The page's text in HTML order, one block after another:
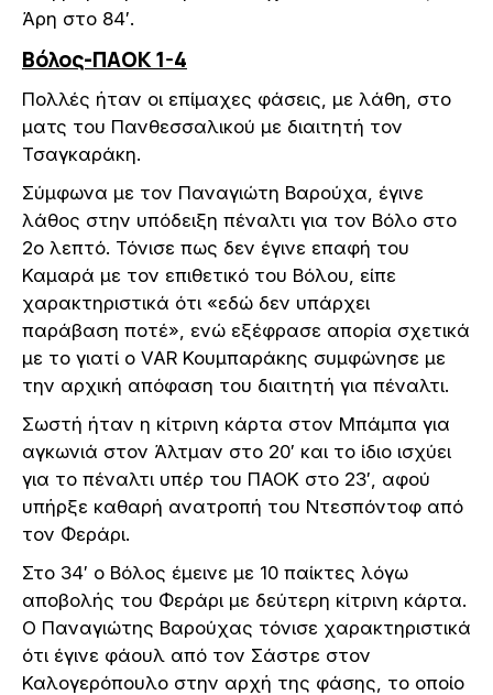
Άρη στο 84′.
Βόλος-ΠΑΟΚ 1-4
Πολλές ήταν οι επίμαχες φάσεις, με λάθη, στο
ματς του Πανθεσσαλικού με διαιτητή τον
Τσαγκαράκη.
Σύμφωνα με τον Παναγιώτη Βαρούχα, έγινε
λάθος στην υπόδειξη πέναλτι για τον Βόλο στο
2ο λεπτό. Τόνισε πως δεν έγινε επαφή του
Καμαρά με τον επιθετικό του Βόλου, είπε
χαρακτηριστικά ότι «εδώ δεν υπάρχει
παράβαση ποτέ», ενώ εξέφρασε απορία σχετικά
με το γιατί ο VAR Κουμπαράκης συμφώνησε με
την αρχική απόφαση του διαιτητή για πέναλτι.
Σωστή ήταν η κίτρινη κάρτα στον Μπάμπα για
αγκωνιά στον Άλτμαν στο 20′ και το ίδιο ισχύει
για το πέναλτι υπέρ του ΠΑΟΚ στο 23′, αφού
υπήρξε καθαρή ανατροπή του Ντεσπόντοφ από
τον Φεράρι.
Στο 34′ ο Βόλος έμεινε με 10 παίκτες λόγω
αποβολής του Φεράρι με δεύτερη κίτρινη κάρτα.
Ο Παναγιώτης Βαρούχας τόνισε χαρακτηριστικά
ότι έγινε φάουλ από τον Σάστρε στον
Καλογερόπουλο στην αρχή της φάσης, το οποίο